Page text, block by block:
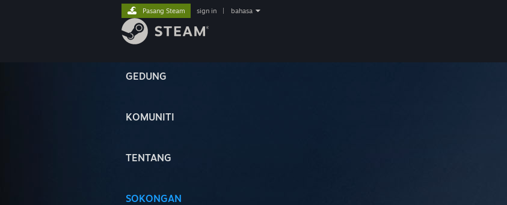
GEDUNG
KOMUNITI
TENTANG
SOKONGAN
Pasang Steam sign in bahasa